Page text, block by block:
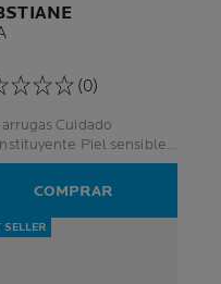
(0)
Cuidado
Piel sensible y
COMPRAR
SELLER